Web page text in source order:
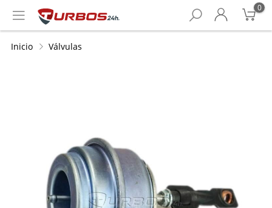
0
Inicio Válvulas